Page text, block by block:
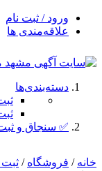
ورود / ثبت نام
علاقه‌مندی ها
دسته‌بندی‌ها
✅ سنجاق و
خانه / فروشگاه / ثبت